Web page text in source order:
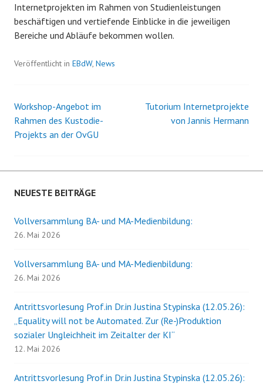
Internetprojekten im Rahmen von Studienleistungen
beschäftigen und vertiefende Einblicke in die jeweiligen
Bereiche und Abläufe bekommen wollen.
Veröffentlicht in EBdW, News
Beitrags-
Navigation
Workshop-Angebot im
Rahmen des Kustodie-
Projekts an der OvGU
Tutorium Internetprojekte
von Jannis Hermann
NEUESTE BEITRÄGE
Vollversammlung BA- und MA-Medienbildung:
26. Mai 2026
Vollversammlung BA- und MA-Medienbildung:
26. Mai 2026
Antrittsvorlesung Prof.in Dr.in Justina Stypinska (12.05.26):
„Equality will not be Automated. Zur (Re-)Produktion
sozialer Ungleichheit im Zeitalter der KI“
12. Mai 2026
Antrittsvorlesung Prof.in Dr.in Justina Stypinska (12.05.26):